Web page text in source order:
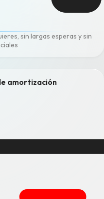
sin largas esperas y sin
amortización